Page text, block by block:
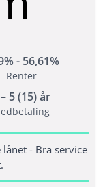
- 56,61%
Renter
5 (15) år
- Bra service